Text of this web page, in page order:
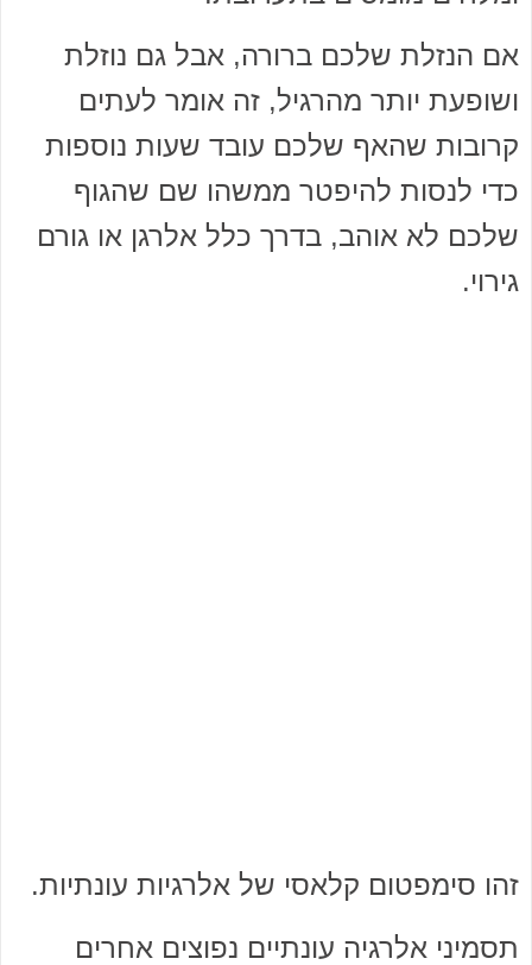
אם הנזלת שלכם ברורה, אבל גם נוזלת
ושופעת יותר מהרגיל, זה אומר לעתים
קרובות שהאף שלכם עובד שעות נוספות
כדי לנסות להיפטר ממשהו שם שהגוף
שלכם לא אוהב, בדרך כלל אלרגן או גורם
גירוי.
זהו סימפטום קלאסי של אלרגיות עונתיות.
תסמיני אלרגיה עונתיים נפוצים אחרים